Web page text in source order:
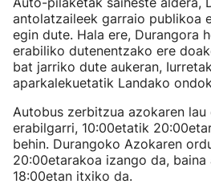
antolatzaileek garraio publikoa
egin dute. Hala ere, Durangora
erabiliko dutenentzako ere
bat jarriko dute aukeran,
aparkalekuetatik Landako
Autobus zerbitzua azokaren
erabilgarri, 10:00etatik
behin. Durangoko Azokaren
20:00etarakoa izango da, baina
18:00etan itxiko da.